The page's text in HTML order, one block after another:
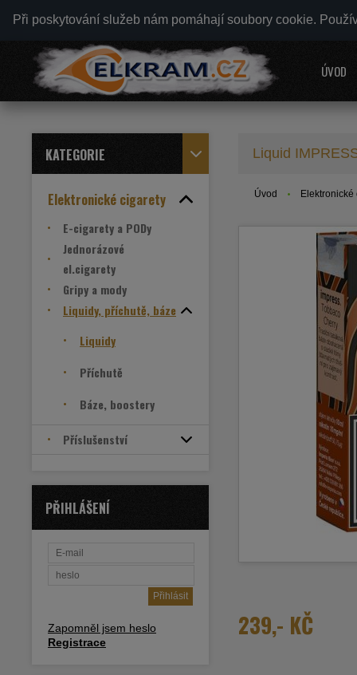
Při poskytování služeb nám pomáhají soubory cookie.
ÚVOD
KATEGORIE
Elektronické cigarety
E-cigarety a PODy
Jednorázové
el.cigarety
Gripy a mody
Liquidy, příchutě, báze
Liquidy
Příchutě
Báze, boostery
Příslušenství
PŘIHLÁŠENÍ
Zapomněl jsem heslo
Registrace
Liquid
Úvod Elektronické
239,- KČ